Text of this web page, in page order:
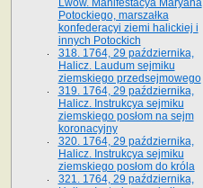
Lwów. Manifestacya Maryana
Potockiego, marszałka
konfederacyi ziemi halickiej i
innych Potockich
318. 1764, 29 października,
Halicz. Laudum sejmiku
ziemskiego przedsejmowego
319. 1764, 29 października,
Halicz. Instrukcya sejmiku
ziemskiego posłom na sejm
koronacyjny
320. 1764, 29 października,
Halicz. Instrukcya sejmiku
ziemskiego posłom do króla
321. 1764, 29 października,